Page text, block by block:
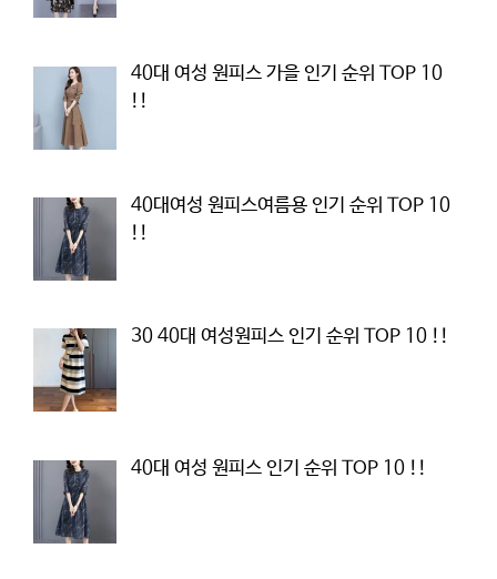
40대 여성 원피스 가을 인기 순위 TOP 10
!!
40대여성 원피스여름용 인기 순위 TOP 10
!!
30 40대 여성원피스 인기 순위 TOP 10 !!
40대 여성 원피스 인기 순위 TOP 10 !!